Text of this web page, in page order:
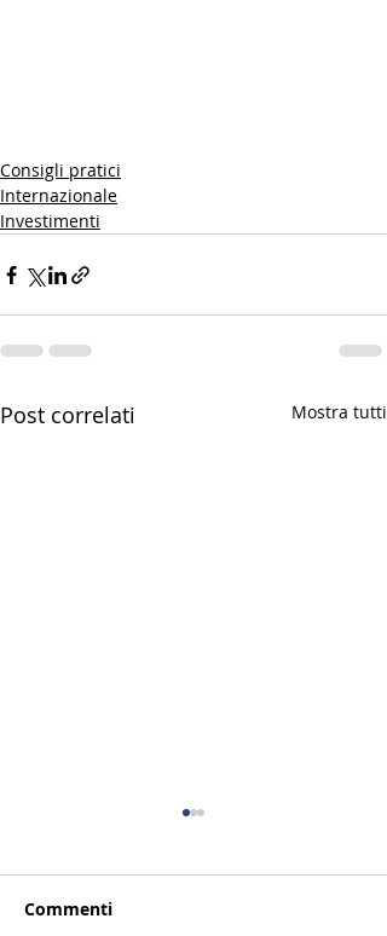
Consigli pratici
Internazionale
Investimenti
Post correlati Mostra tutti
Commenti